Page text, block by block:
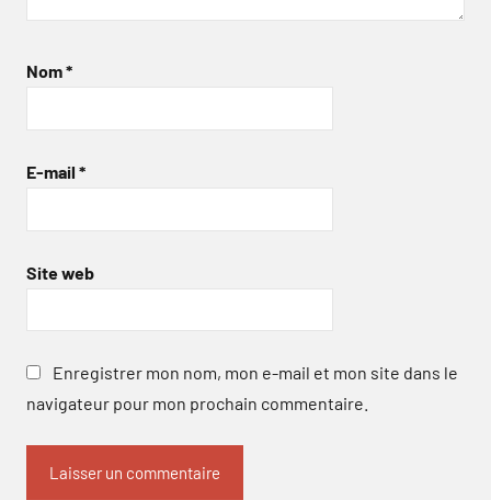
Nom*
E-mail *
Site web
Enregistrer mon nom, mon e-mail et mon site dans le
navigateur pour mon prochain commentaire.